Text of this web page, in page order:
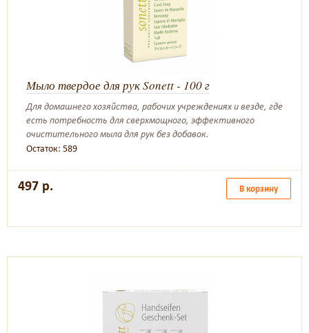
Мыло твердое для рук Sonett - 100 г
Для домашнего хозяйства, рабочих учреждениях и везде, где
есть потребность для сверхмощного, эффективного
очистительного мыла для рук без добавок.
Остаток: 589
497 р. В корзину